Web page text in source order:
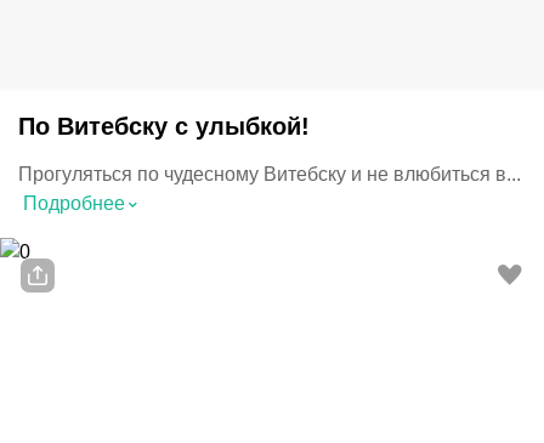
По Витебску с улыбкой!
Прогуляться по чудесному Витебску и не влюбиться в...
Подробнее⌃